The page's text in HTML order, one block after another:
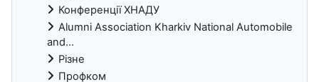
Конференції ХНАДУ
Alumni Association Kharkiv National Automobile
and...
Різне
Профком